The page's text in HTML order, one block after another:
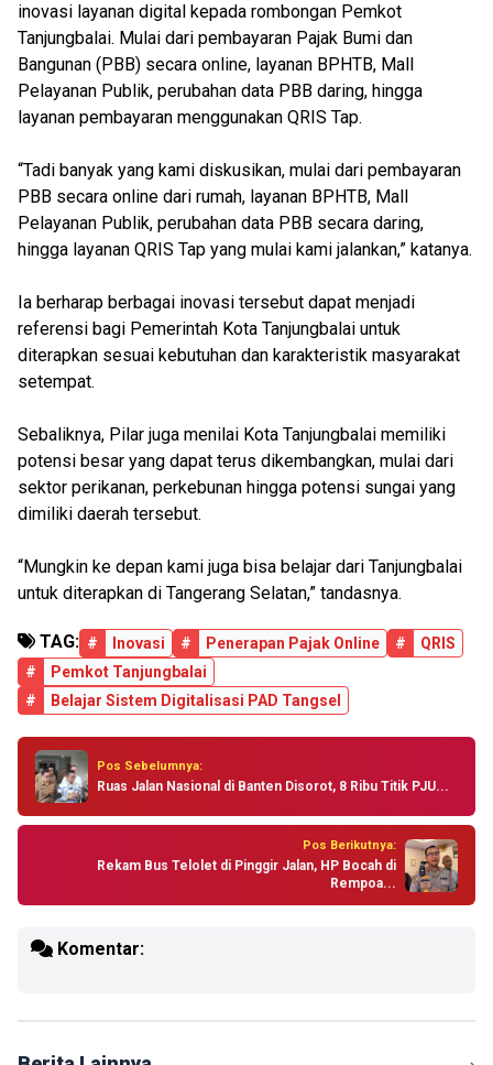
inovasi layanan digital kepada rombongan Pemkot
Tanjungbalai. Mulai dari pembayaran Pajak Bumi dan
Bangunan (PBB) secara online, layanan BPHTB, Mall
Pelayanan Publik, perubahan data PBB daring, hingga
layanan pembayaran menggunakan QRIS Tap.
“Tadi banyak yang kami diskusikan, mulai dari pembayaran
PBB secara online dari rumah, layanan BPHTB, Mall
Pelayanan Publik, perubahan data PBB secara daring,
hingga layanan QRIS Tap yang mulai kami jalankan,” katanya.
Ia berharap berbagai inovasi tersebut dapat menjadi
referensi bagi Pemerintah Kota Tanjungbalai untuk
diterapkan sesuai kebutuhan dan karakteristik masyarakat
setempat.
Sebaliknya, Pilar juga menilai Kota Tanjungbalai memiliki
potensi besar yang dapat terus dikembangkan, mulai dari
sektor perikanan, perkebunan hingga potensi sungai yang
dimiliki daerah tersebut.
“Mungkin ke depan kami juga bisa belajar dari Tanjungbalai
untuk diterapkan di Tangerang Selatan,” tandasnya.
TAG: # Inovasi # Penerapan Pajak Online #
QRIS
#
Pemkot Tanjungbalai
#
Belajar Sistem Digitalisasi PAD Tangsel
Pos Sebelumnya:
Ruas Jalan Nasional di Banten Disorot, 8 Ribu Titik PJU...
Pos Berikutnya:
Rekam Bus Telolet di Pinggir Jalan, HP Bocah di
Rempoa...
Komentar: